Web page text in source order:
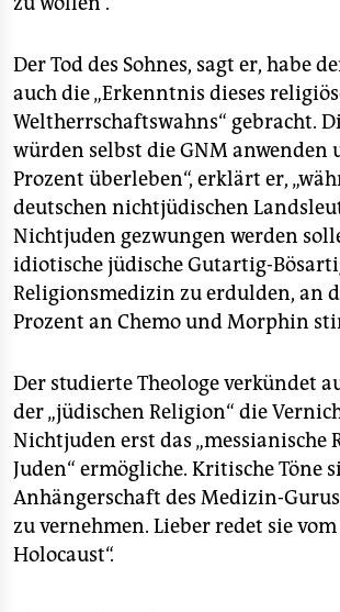
Der Tod des Sohnes, sagt er, habe
auch die „Erkenntnis dieses
Weltherrschaftswahns“ gebracht.
würden selbst die GNM anwenden
Prozent überleben“, erklärt er,
deutschen nichtjüdischen
Nichtjuden gezwungen werden
idiotische jüdische Gutartig-
Religionsmedizin zu erdulden, an
Prozent an Chemo und Morphin
Der studierte Theologe verkündet
der „jüdischen Religion“ die
Nichtjuden erst das „messianische
Juden“ ermögliche. Kritische Töne
Anhängerschaft des Medizin-
zu vernehmen. Lieber redet sie vom
Holocaust“.